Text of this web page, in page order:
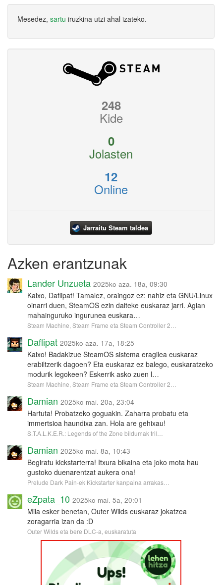
Mesedez, sartu iruzkina utzi ahal izateko.
248
Kide
0
Jolasten
12
Online
Jarraitu Steam taldea
Azken erantzunak
Lander Unzueta 2025ko aza. 18a, 09:30
Kaixo, Daflipat! Tamalez, oraingoz ez: nahiz eta GNU/Linux
oinarri duen, SteamOS ezin daiteke euskaraz jarri. Agian
mahainguruko ingurunea euskara…
Steam Machine, Steam Frame eta Steam Controller 2…
Daflipat 2025ko aza. 17a, 18:25
Kaixo! Badakizue SteamOS sistema eragilea euskaraz
erabiltzerik dagoen? Eta euskaraz ez balego, euskaratzeko
modurik legokeen? Eskerrik asko zuen l…
Steam Machine, Steam Frame eta Steam Controller 2…
Damian 2025ko mai. 20a, 23:04
Hartuta! Probatzeko goguakin. Zaharra probatu eta
immertsioa haundixa zan. Hola are gehixau!
S.T.A.L.K.E.R.: Legends of the Zone bildumak tril…
Damian 2025ko mai. 8a, 10:43
Begiratu kickstarterra! Itxura bikaina eta joko mota hau
gustoko duenarentzat aukera ona!
Prelude Dark Pain-ek Kickstarter kanpaina arrakas…
eZpata_10 2025ko mai. 5a, 20:01
Mila esker benetan, Outer Wilds euskaraz jokatzea
zoragarria izan da :D
Outer Wilds eta bere DLC-a, euskaratuta